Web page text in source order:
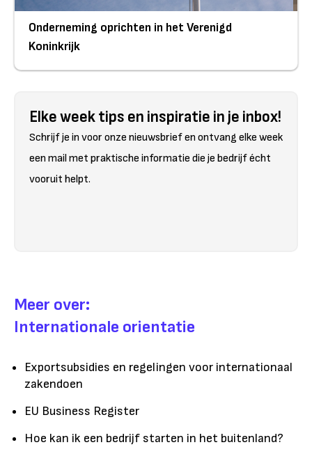
Onderneming oprichten in het Verenigd
Koninkrijk
Elke week tips en inspiratie in je inbox!
Schrijf je in voor onze nieuwsbrief en ontvang elke week
een mail met praktische informatie die je bedrijf écht
vooruit helpt.
Meer over:
Internationale orientatie
Exportsubsidies en regelingen voor internationaal
zakendoen
EU Business Register
Hoe kan ik een bedrijf starten in het buitenland?